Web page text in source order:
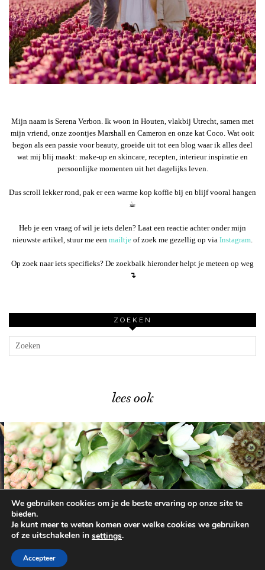
Mijn naam is Serena Verbon. Ik woon in Houten, vlakbij Utrecht, samen met
mijn vriend, onze zoontjes Marshall en Cameron en onze kat Coco. Wat ooit
begon als een passie voor beauty, groeide uit tot een blog waar ik alles deel
wat mij blij maakt: make-up en skincare, recepten, interieur inspiratie en
persoonlijke momenten uit het dagelijks leven.
Dus scroll lekker rond, pak er een warme kop koffie bij en blijf vooral hangen
☕︎
Heb je een vraag of wil je iets delen? Laat een reactie achter onder mijn
nieuwste artikel, stuur me een mailtje of zoek me gezellig op via Instagram.
Op zoek naar iets specifieks? De zoekbalk hieronder helpt je meteen op weg
↴
ZOEKEN
lees ook
Zo haal je bloemen …
We gebruiken cookies om je de beste ervaring op onze site te
bieden.
Je kunt meer te weten komen over welke cookies we gebruiken
of ze uitschakelen in settings.
Accepteer